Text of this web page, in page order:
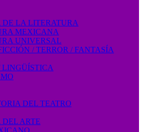
DE LA LITERATURA
MEXICANA
UNIVERSAL
/ TERROR / FANTASÍA
LINGÜÍSTICA
DEL TEATRO
ARTE